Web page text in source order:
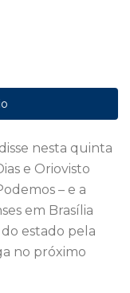
nesta quinta
e Oriovisto
– e a
em Brasília
estado pela
no próximo